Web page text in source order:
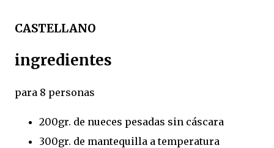
CASTELLANO
ingredientes
para 8 personas
200gr. de nueces pesadas sin cáscara
300gr. de mantequilla a temperatura